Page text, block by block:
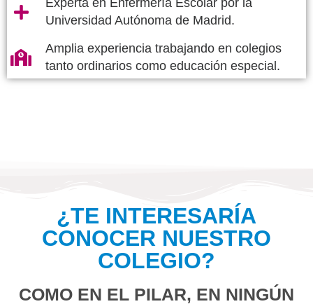
Experta en Enfermería Escolar por la
Universidad Autónoma de Madrid.
Amplia experiencia trabajando en colegios
tanto ordinarios como educación especial.
¿TE INTERESARÍA
CONOCER NUESTRO
COLEGIO?
COMO EN EL PILAR, EN NINGÚN